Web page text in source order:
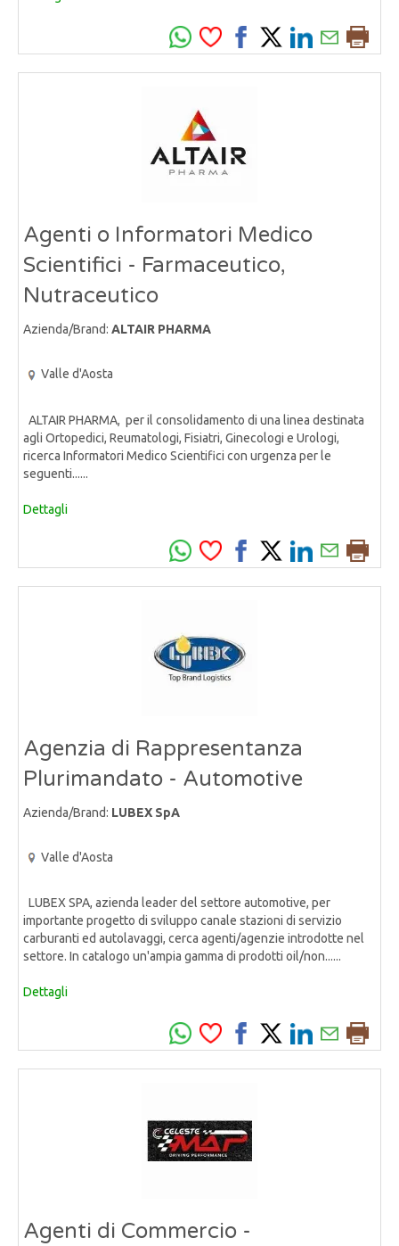
Agenti o Informatori Medico
Scientifici - Farmaceutico,
Nutraceutico
Azienda/Brand: ALTAIR PHARMA
Valle d'Aosta
ALTAIR PHARMA, per il consolidamento di una linea destinata
agli Ortopedici, Reumatologi, Fisiatri, Ginecologi e Urologi,
ricerca Informatori Medico Scientifici con urgenza per le
seguenti......
Dettagli
Agenzia di Rappresentanza
Plurimandato - Automotive
Azienda/Brand: LUBEX SpA
Valle d'Aosta
LUBEX SPA, azienda leader del settore automotive, per
importante progetto di sviluppo canale stazioni di servizio
carburanti ed autolavaggi, cerca agenti/agenzie introdotte nel
settore. In catalogo un'ampia gamma di prodotti oil/non......
Dettagli
Agenti di Commercio -